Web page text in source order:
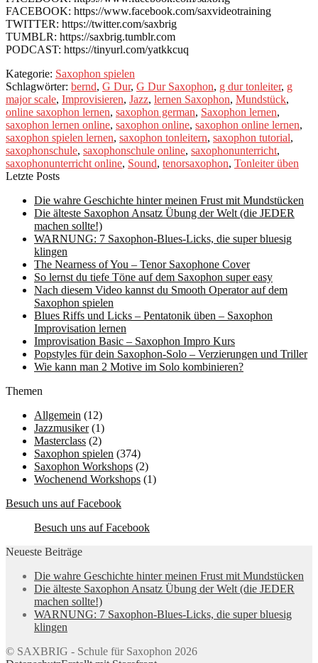
FACEBOOK: https://www.facebook.com/saxvideotraining
TWITTER: https://twitter.com/saxbrig
TUMBLR: https://saxbrig.tumblr.com
PODCAST: https://tinyurl.com/yatkkcuq
Kategorie: Saxophon spielen
Schlagwörter: bernd, G Dur, G Dur Saxophon, g dur tonleiter, g
major scale, Improvisieren, Jazz, lernen Saxophon, Mundstück,
online saxophon lernen, saxophon german, Saxophon lernen,
saxophon lernen online, saxophon online, saxophon online lernen,
saxophon spielen lernen, saxophon tonleitern, saxophon tutorial,
saxophonschule, saxophonschule online, saxophonunterricht,
saxophonunterricht online, Sound, tenorsaxophon, Tonleiter üben
Letzte Posts
Die wahre Geschichte hinter meinen Frust mit Mundstücken
Die älteste Saxophon Ansatz Übung der Welt (die JEDER
machen sollte!)
WARNUNG: 7 Saxophon-Blues-Licks, die super bluesig
klingen
The Nearness of You – Tenor Saxophone Cover
So lernst du tiefe Töne auf dem Saxophon super easy
Nach diesem Video kannst du Smooth Operator auf dem
Saxophon spielen
Blues Riffs und Licks – Pentatonik üben – Saxophon
Improvisation lernen
Improvisation Basic – Saxophon Impro Kurs
Popstyles für dein Saxophon-Solo – Verzierungen und Triller
Wie kann man 2 Motive im Solo kombinieren?
Themen
Allgemein (12)
Jazzmusiker(1)
Masterclass (2)
Saxophon spielen (374)
Saxophon Workshops (2)
Wochenend Workshops (1)
Besuch uns auf Facebook
Besuch uns auf Facebook
Neueste Beiträge
Die wahre Geschichte hinter meinen Frust mit Mundstücken
Die älteste Saxophon Ansatz Übung der Welt (die JEDER
machen sollte!)
WARNUNG: 7 Saxophon-Blues-Licks, die super bluesig
klingen
© SAXBRIG - Schule für Saxophon 2026